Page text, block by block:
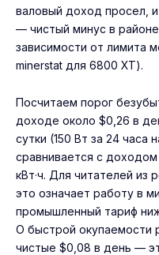
валовый доход просел,
— чистый минус в
зависимости от лимита
minerstat для 6800 XT).
Посчитаем порог
доходе около $0,26 в
сутки (150 Вт за 24 часа
сравнивается с
кВт·ч. Для читателей из
это означает работу в
промышленный тариф
О быстрой окупаемости
чистые $0,08 в день —